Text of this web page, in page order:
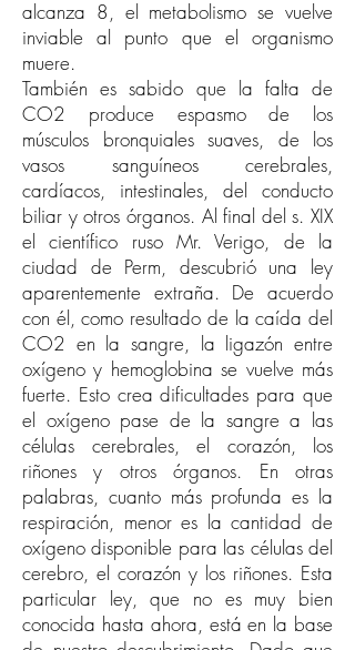
alcanza 8, el metabolismo se vuelve
inviable al punto que el organismo
muere.
También es sabido que la falta de
CO2 produce espasmo de los
músculos bronquiales suaves, de los
vasos sanguíneos cerebrales,
cardíacos, intestinales, del conducto
biliar y otros órganos. Al final del s. XIX
el científico ruso Mr. Verigo, de la
ciudad de Perm, descubrió una ley
aparentemente extraña. De acuerdo
con él, como resultado de la caída del
CO2 en la sangre, la ligazón entre
oxígeno y hemoglobina se vuelve más
fuerte. Esto crea dificultades para que
el oxígeno pase de la sangre a las
células cerebrales, el corazón, los
riñones y otros órganos. En otras
palabras, cuanto más profunda es la
respiración, menor es la cantidad de
oxígeno disponible para las células del
cerebro, el corazón y los riñones. Esta
particular ley, que no es muy bien
conocida hasta ahora, está en la base